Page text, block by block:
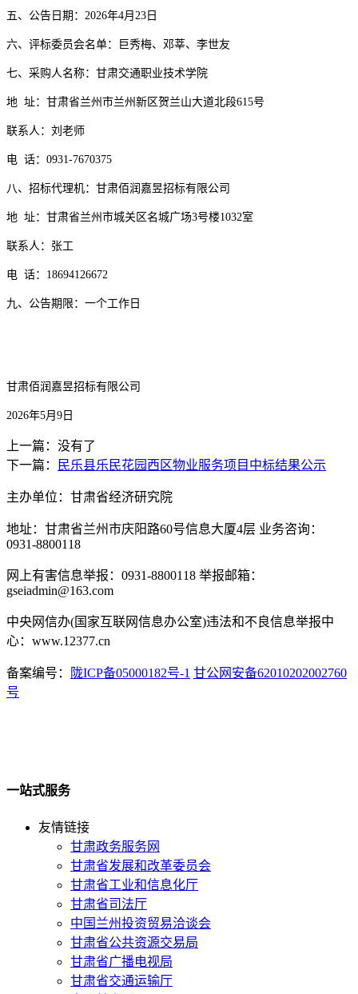
五、公告日期 ： 2026年4月 23 日
六、 评标委员会名单：巨秀梅、邓莘、李世友
七、采购人名称：甘肃交通职业技术学院
地 址：甘肃省兰州市兰州新区贺兰山大道北段615号
联系人：刘老师
电 话： 0931-7670375
八、 招标代理机：甘肃佰润嘉昱招标有限公司
地 址：甘肃省兰州市城关区名城广场3号楼1032室
联系人：张工
电 话： 18694126672
九、公告期限：一个工作日
甘肃佰润嘉昱招标有限公司
2026年5月 9 日
上一篇：没有了
下一篇：
民乐县乐民花园西区物业服务项目中标结果公示
主办单位：甘肃省经济研究院
地址：甘肃省兰州市庆阳路60号信息大厦4层 业务咨询：
0931-8800118
网上有害信息举报：0931-8800118 举报邮箱：
gseiadmin@163.com
中央网信办(国家互联网信息办公室)违法和不良信息举报中
心：www.12377.cn
备案编号： 陇ICP备05000182号-1 甘公网安备62010202002760
号
一站式服务
友情链接
甘肃政务服务网
甘肃省发展和改革委员会
甘肃省工业和信息化厅
甘肃省司法厅
中国兰州投资贸易洽谈会
甘肃省公共资源交易局
甘肃省广播电视局
甘肃省交通运输厅